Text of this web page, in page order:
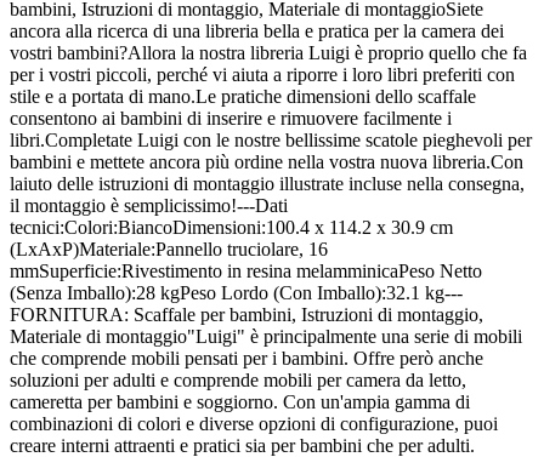
bambini, Istruzioni di montaggio, Materiale di montaggioSiete
ancora alla ricerca di una libreria bella e pratica per la camera dei
vostri bambini?Allora la nostra libreria Luigi è proprio quello che fa
per i vostri piccoli, perché vi aiuta a riporre i loro libri preferiti con
stile e a portata di mano.Le pratiche dimensioni dello scaffale
consentono ai bambini di inserire e rimuovere facilmente i
libri.Completate Luigi con le nostre bellissime scatole pieghevoli per
bambini e mettete ancora più ordine nella vostra nuova libreria.Con
laiuto delle istruzioni di montaggio illustrate incluse nella consegna,
il montaggio è semplicissimo!---Dati
tecnici:Colori:BiancoDimensioni:100.4 x 114.2 x 30.9 cm
(LxAxP)Materiale:Pannello truciolare, 16
mmSuperficie:Rivestimento in resina melamminicaPeso Netto
(Senza Imballo):28 kgPeso Lordo (Con Imballo):32.1 kg---
FORNITURA: Scaffale per bambini, Istruzioni di montaggio,
Materiale di montaggio"Luigi" è principalmente una serie di mobili
che comprende mobili pensati per i bambini. Offre però anche
soluzioni per adulti e comprende mobili per camera da letto,
cameretta per bambini e soggiorno. Con un'ampia gamma di
combinazioni di colori e diverse opzioni di configurazione, puoi
creare interni attraenti e pratici sia per bambini che per adulti.